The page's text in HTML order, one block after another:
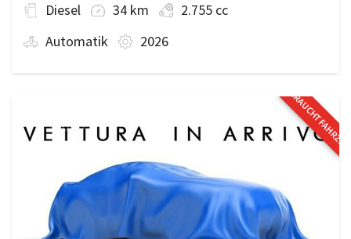
Diesel 34 km
2.755 cc
Automatik
2026